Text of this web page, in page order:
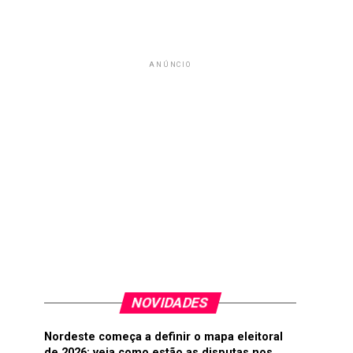
ANÚNCIO
NOVIDADES
Nordeste começa a definir o mapa eleitoral